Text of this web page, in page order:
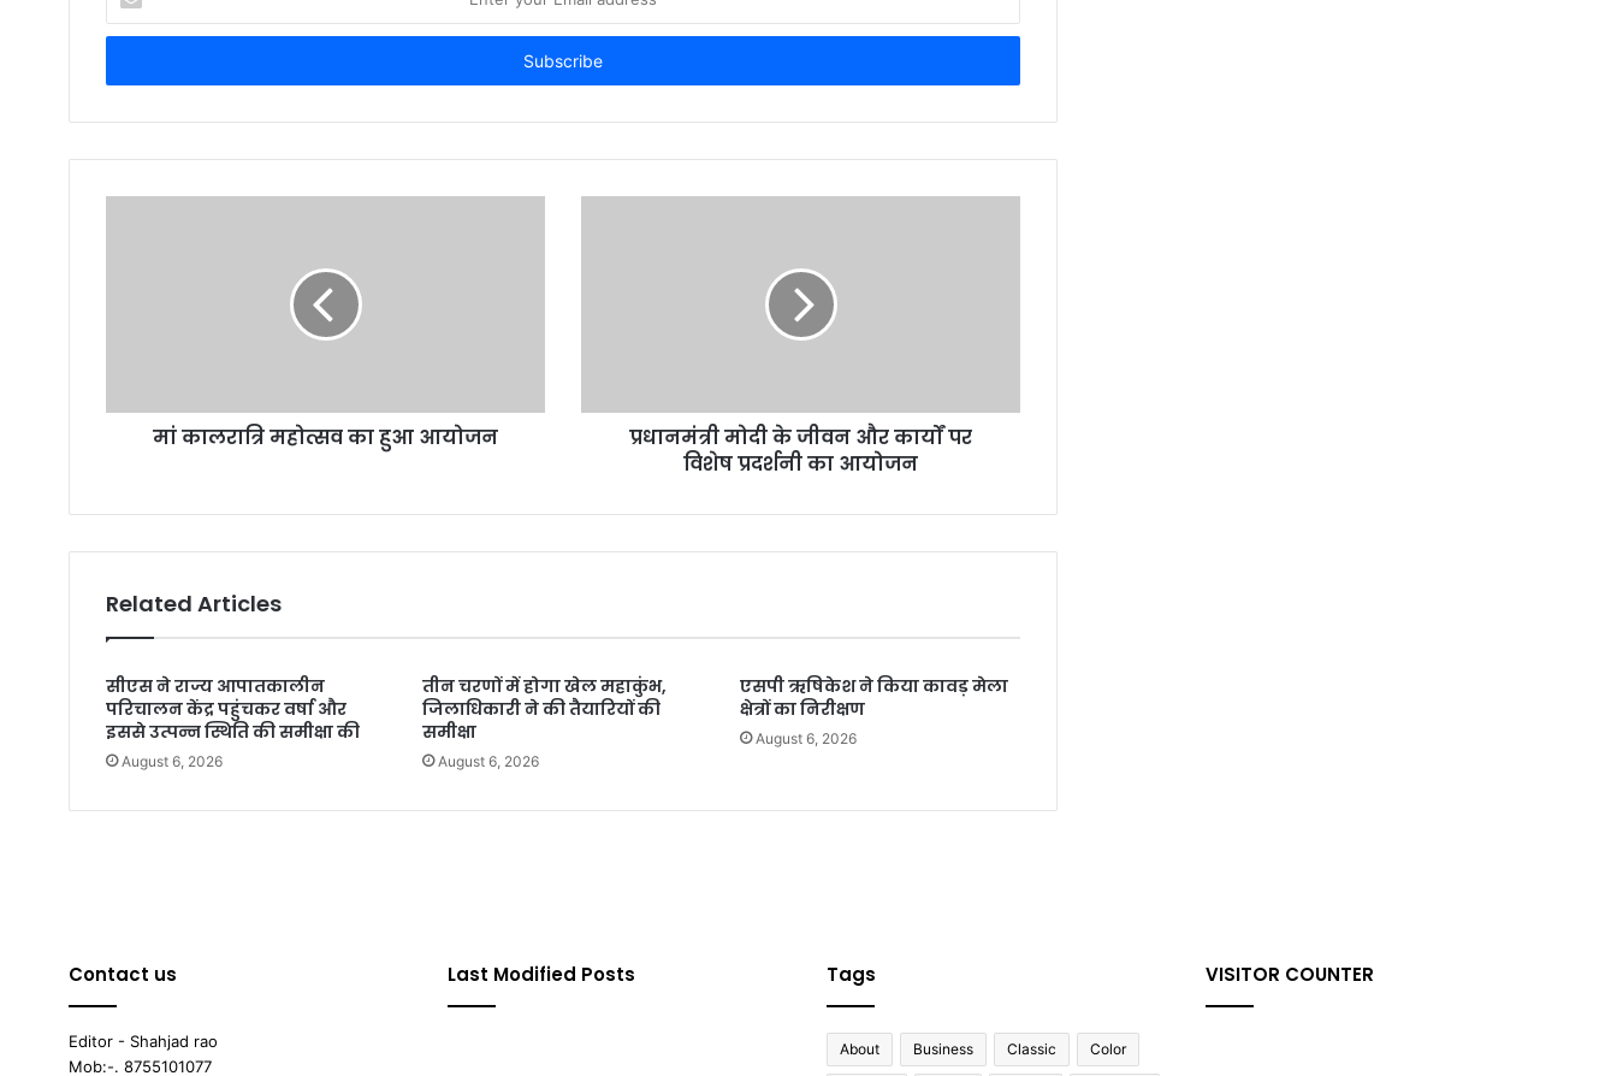
your
Email
मां कालरात्रि महोत्सव का हुआ आयोजन
प्रधानमंत्री मोदी के जीवन और कार्यों पर
विशेष प्रदर्शनी का आयोजन
Related Articles
सीएस ने राज्य आपातकालीन
परिचालन केंद्र पहुंचकर वर्षा और
इससे उत्पन्न स्थिति की समीक्षा की
August 6, 2026
तीन चरणों में होगा खेल महाकुंभ,
जिलाधिकारी ने की तैयारियों की
समीक्षा
August 6, 2026
एसपी ऋषिकेश ने किया कावड़ मेला
क्षेत्रों का निरीक्षण
August 6, 2026
Contact us
Editor - Shahjad rao
Mob:-. 8755101077
Last Modified Posts Tags
About Business Classic Color
VISITOR COUNTER